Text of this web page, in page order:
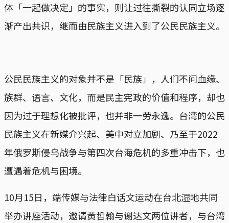
体「一起做决定」的事实，则让过往撕裂的认同立场逐
渐产出共识，继而由民族主义进入到了公民民族主义。
公民民族主义的对象并不是「民族」，人们不问血缘、
族群、语言、文化，而是民主宪政的价值和程序，却也
因为过于理想化被批评，也并非一劳永逸。台湾的公民
民族主义在新媒介兴起、美中对立加剧、乃至于2022
年俄罗斯侵乌战争与第四次台海危机的多重冲击下，也
遭遇着危机与困境。
10月15日，端传媒与法律白话文运动在台北湿地共同
举办讲座活动，邀请黄哲翰与谢达文两位讲者，与台湾